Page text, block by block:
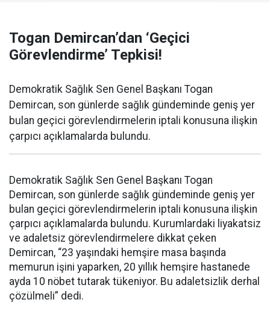
Togan Demircan’dan ‘Geçici
Görevlendirme’ Tepkisi!
Demokratik Sağlık Sen Genel Başkanı Togan
Demircan, son günlerde sağlık gündeminde geniş yer
bulan geçici görevlendirmelerin iptali konusuna ilişkin
çarpıcı açıklamalarda bulundu.
Demokratik Sağlık Sen Genel Başkanı Togan
Demircan, son günlerde sağlık gündeminde geniş yer
bulan geçici görevlendirmelerin iptali konusuna ilişkin
çarpıcı açıklamalarda bulundu. Kurumlardaki liyakatsiz
ve adaletsiz görevlendirmelere dikkat çeken
Demircan, “23 yaşındaki hemşire masa başında
memurun işini yaparken, 20 yıllık hemşire hastanede
ayda 10 nöbet tutarak tükeniyor. Bu adaletsizlik derhal
çözülmeli” dedi.